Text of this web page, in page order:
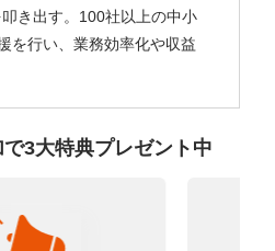
き出す。100社以上の中小
を行い、業務効率化や収益
3大特典プレゼント中